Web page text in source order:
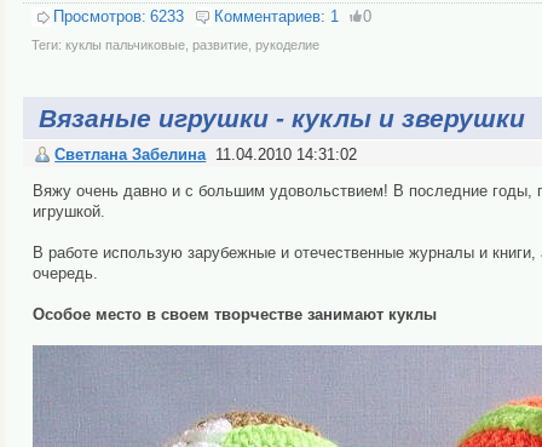
Просмотров: 6233 Комментариев: 1 0
Теги: куклы пальчиковые, развитие, рукоделие
Вязаные игрушки - куклы и зверушки
Светлана Забелина 11.04.2010 14:31:02
Вяжу очень давно и с большим удовольствием! В последние годы,
игрушкой.
В работе использую зарубежные и отечественные журналы и
очередь.
Особое место в своем творчестве занимают куклы